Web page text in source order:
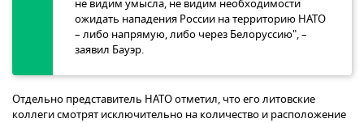
не видим умысла, не видим необходимости
ожидать нападения России на территорию НАТО
– либо напрямую, либо через Белоруссию", –
заявил Бауэр.
Отдельно представитель НАТО отметил, что его литовские
коллеги смотрят исключительно на количество и расположение